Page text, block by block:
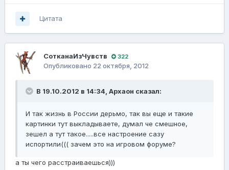
Цитата
СотканаИзЧувств 322
Опубликовано 22 октября, 2012
В 19.10.2012 в 14:34, Архаон сказал:
И так жизнь в России дерьмо, так вы еще и такие
картинки тут выкладываете, думал че смешное,
зешел а тут такое.....все настроение сазу
испортили((( зачем это на игровом форуме?
а ты чего расстраиваешься)))